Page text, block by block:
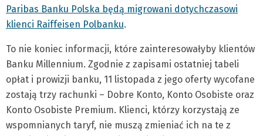
Paribas Banku Polska będą migrowani dotychczasowi
klienci Raiffeisen Polbanku.
To nie koniec informacji, które zainteresowałyby klientów
Banku Millennium. Zgodnie z zapisami ostatniej tabeli
opłat i prowizji banku, 11 listopada z jego oferty wycofane
zostają trzy rachunki – Dobre Konto, Konto Osobiste oraz
Konto Osobiste Premium. Klienci, którzy korzystają ze
wspomnianych taryf, nie muszą zmieniać ich na te z